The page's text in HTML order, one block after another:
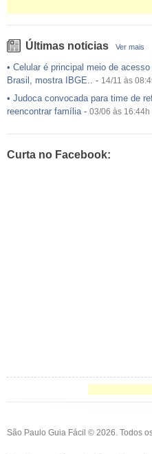
Últimas noticias Ver mais
• Celular é principal meio de
Brasil, mostra IBGE.. - 14/11 às
• Judoca convocada para time de
reencontrar família- 03/06 às 16:44h
•Exército egípcio diz que encontrou
Curta no Facebook:
São Paulo Guia Fácil © 2026. Todos